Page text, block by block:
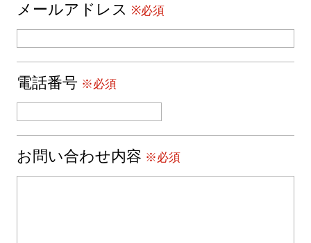
メールアドレス ※必須
電話番号 ※必須
お問い合わせ内容 ※必須